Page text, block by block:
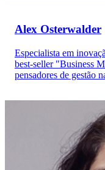
Alex Osterwalder
Especialista em
best-seller "Business
pensadores de gestão